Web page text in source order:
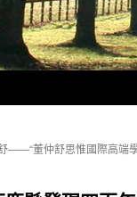
——“董仲舒思惟國際高端